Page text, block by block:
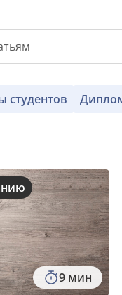
студентов
9 мин